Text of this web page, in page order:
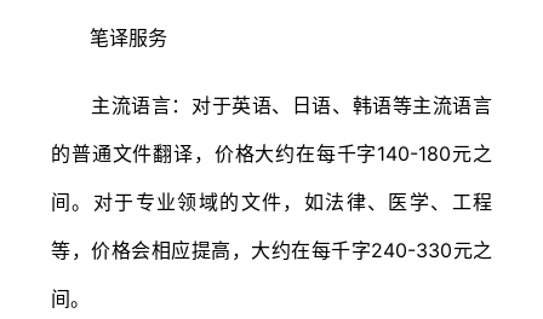
笔译服务
主流语言：对于英语、日语、韩语等主流语言
的普通文件翻译，价格大约在每千字140-180元之
间。对于专业领域的文件，如法律、医学、工程
等，价格会相应提高，大约在每千字240-330元之
间。